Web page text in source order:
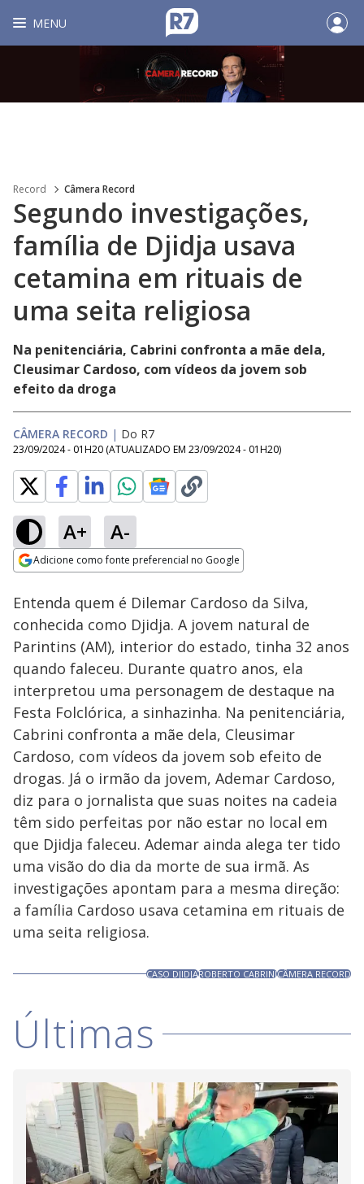
MENU
Record Câmera Record
Segundo investigações,
família de Djidja usava
cetamina em rituais de
uma seita religiosa
Na penitenciária, Cabrini confronta a mãe dela,
Cleusimar Cardoso, com vídeos da jovem sob
efeito da droga
CÂMERA RECORD | Do R7
23/09/2024 - 01H20 (ATUALIZADO EM 23/09/2024 - 01H20)
A+ A-
Adicione como fonte preferencial no Google
Ativar
Loaded:
6.12%
Entenda quem é Dilemar Cardoso da Silva,
conhecida como Djidja. A jovem natural de
Parintins (AM), interior do estado, tinha 32 anos
quando faleceu. Durante quatro anos, ela
interpretou uma personagem de destaque na
Festa Folclórica, a sinhazinha. Na penitenciária,
Cabrini confronta a mãe dela, Cleusimar
Cardoso, com vídeos da jovem sob efeito de
drogas. Já o irmão da jovem, Ademar Cardoso,
diz para o jornalista que suas noites na cadeia
têm sido perfeitas por não estar no local em
que Djidja faleceu. Ademar ainda alega ter tido
uma visão do dia da morte de sua irmã. As
investigações apontam para a mesma direção:
a família Cardoso usava cetamina em rituais de
uma seita religiosa.
CASO DJIDJAROBERTO CABRINICÂMERA RECORD
Últimas